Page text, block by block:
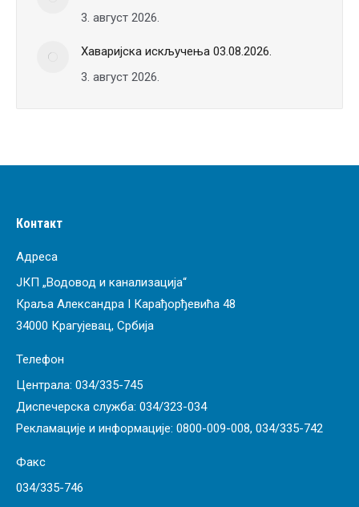
3. август 2026.
Хаваријска искључења 03.08.2026.
3. август 2026.
Контакт
Адреса
ЈКП „Водовод и канализација“
Краља Александра I Карађорђевића 48
34000 Крагујевац, Србија
Телефон
Централа: 034/335-745
Диспечерска служба: 034/323-034
Рекламације и информације: 0800-009-008, 034/335-742
Факс
034/335-746